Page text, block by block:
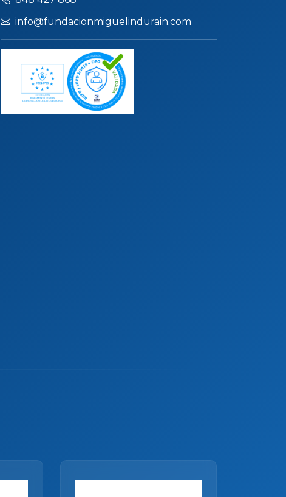
info@fundacionmiguelindurain.com